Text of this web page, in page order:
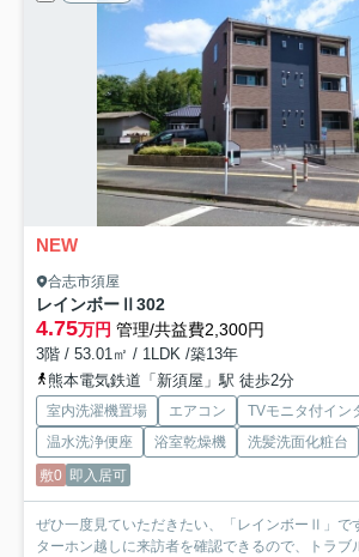
NEW
合志市須屋
レインボーⅡ 302
4.75万円 管理/共益費2,300円
3階 / 53.01㎡ / 1LDK /築13年
熊本電気鉄道「新須屋」駅 徒歩2分
室内洗濯機置場 エアコン
TVモニタ付イン
温水洗浄便座
浴室乾燥機
洗髪洗面化粧台
敷0 即入居可
ぜひ一度見ていただきたい、「レインボーⅡ」で
ターホン越しに来訪者を確認できるので、トラブ